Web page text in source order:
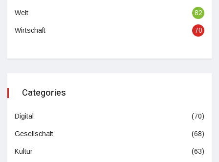
Welt 82
Wirtschaft 70
Categories
Digital (70)
Gesellschaft (68)
Kultur (63)